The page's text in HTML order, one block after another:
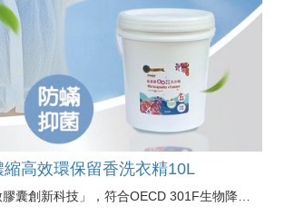
縮高效環保留香洗衣精10L